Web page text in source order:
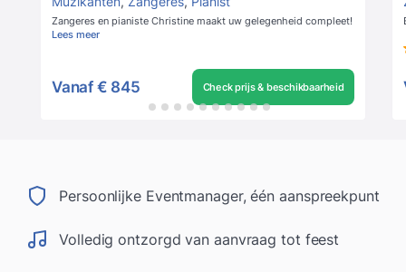
Zangeres en pianiste Christine maakt uw gelegenheid compleet!
Lees meer
Vanaf € 845 Check prijs & beschikbaarheid
Persoonlijke Eventmanager, één aanspreekpunt
Volledig ontzorgd van aanvraag tot feest